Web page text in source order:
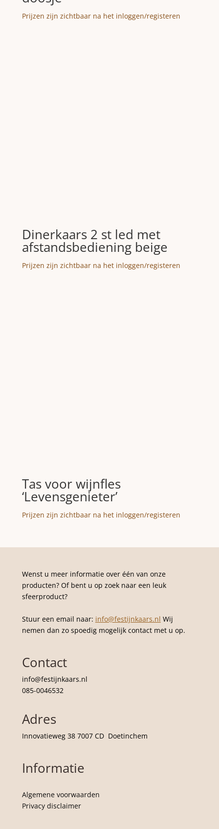
Prijzen zijn zichtbaar na het inloggen/registeren
Dinerkaars 2 st led met
afstandsbediening beige
Prijzen zijn zichtbaar na het inloggen/registeren
Tas voor wijnfles
‘Levensgenieter’
Prijzen zijn zichtbaar na het inloggen/registeren
Wenst u meer informatie over één van onze
producten? Of bent u op zoek naar een leuk
sfeerproduct?
Stuur een email naar: info@festijnkaars.nl Wij
nemen dan zo spoedig mogelijk contact met u op.
Contact
info@festijnkaars.nl
085-0046532
Adres
Innovatieweg 38 7007 CD Doetinchem
Informatie
Algemene voorwaarden
Privacy disclaimer